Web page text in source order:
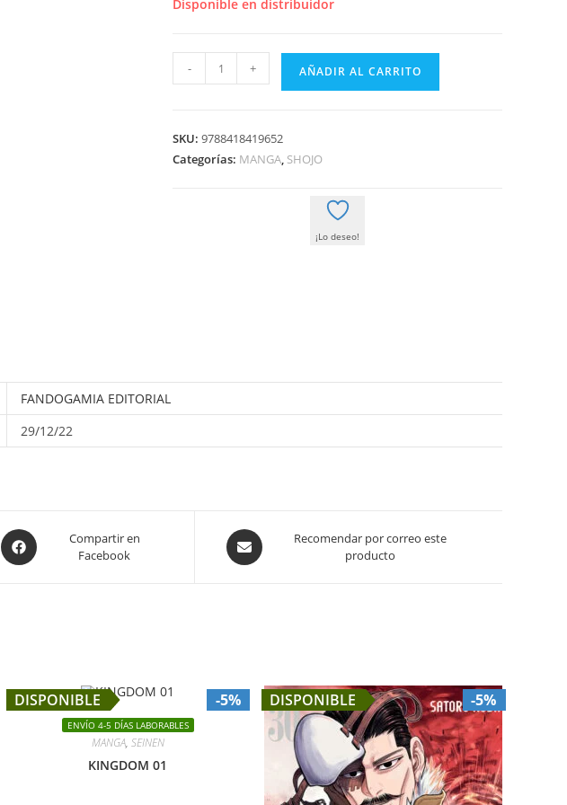
Disponible en distribuidor
BRUJITA
cantidad
- + AÑADIR AL CARRITO
SKU:9788418419652
Categorías: MANGA, SHOJO
¡Lo deseo!
FANDOGAMIA EDITORIAL
29/12/22
Opens
in
Compartir en
Facebook
Opens
in
Recomendar por correo este
producto
DISPONIBLE -5%
ENVÍO 4-5 DÍAS LABORABLES
MANGA, SEINEN
KINGDOM 01
DISPONIBLE -5%